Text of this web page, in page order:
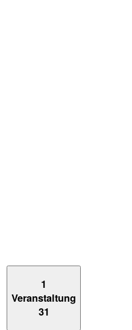
1
Veranstaltung
31